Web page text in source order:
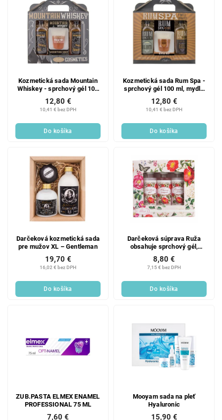
Kozmetická sada Mountain
Whiskey - sprchový gél 100
ml, mydlo 70 ga šampón 100
ml
10,41 € bez DPH
12,80 €
Do košíka
Kozmetická sada Rum Spa -
sprchový gél 100 ml, mydlo
70 ga kúpeľ 100 ml
10,41 € bez DPH
12,80 €
Do košíka
Darčeková kozmetická sada
pre mužov XL – Gentleman
16,02 € bez DPH
19,70 €
Do košíka
Darčeková súprava Ruža
obsahuje sprchový gél,
7,15 € bez DPH
8,80 €
Do košíka
ZUB.PASTA ELMEX ENAMEL
PROFESSIONAL 75 ML
7,60 €
Mooyam sada na pleť
Hyaluronic
15,90 €